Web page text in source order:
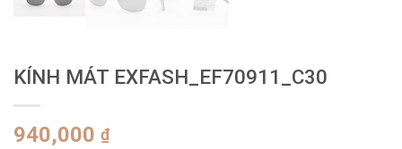
KÍNH MÁT EXFASH_EF70911_C30
940,000 ₫